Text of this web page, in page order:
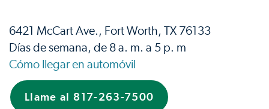
6421 McCart Ave., Fort Worth, TX 76133
Días de semana, de 8 a. m. a 5 p. m
Cómo llegar en automóvil
Llame al 817-263-7500